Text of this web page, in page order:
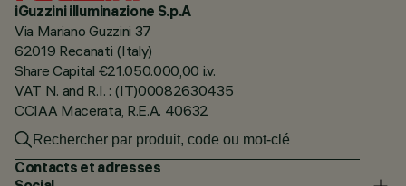
iGuzzini illuminazione S.p.A
Via Mariano Guzzini 37
62019 Recanati (Italy)
Share Capital €21.050.000,00 i.v.
VAT N. and R.I. : (IT)00082630435
CCIAA Macerata, R.E.A. 40632
Contacts et adresses